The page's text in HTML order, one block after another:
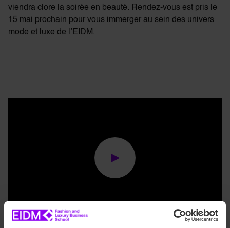
viendra clore la soirée en beauté. Rendez-vous est pris le
15 mai prochain pour vous immerger au sein des univers
mode et luxe de l’EIDM.